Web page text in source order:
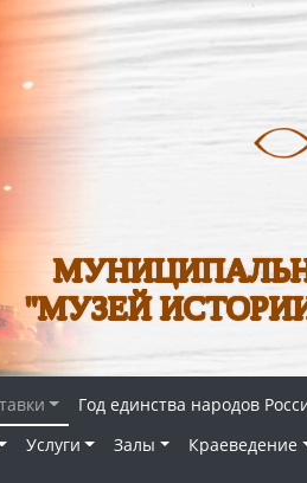
"МУЗЕЙ
Год единства народов
Услуги Залы Краеведение